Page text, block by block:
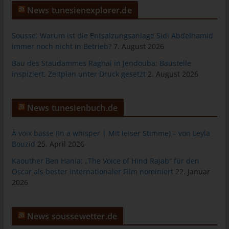
News tunesienexplorer.de
Sousse: Warum ist die Entsalzungsanlage Sidi Abdelhamid
immer noch nicht in Betrieb? 7. August 2026
Bau des Staudammes Raghai in Jendouba: Baustelle
inspiziert, Zeitplan unter Druck gesetzt 2. August 2026
News tunesienbuch.de
À voix basse (In a whisper | Mit leiser Stimme) – von Leyla
Bouzid 25. April 2026
Kaouther Ben Hania: „The Voice of Hind Rajab“ für den
Oscar als bester internationaler Film nominiert 22. Januar
2026
News soussewetter.de
allgemeinen Daten und Informationen werden in den Logfiles
des Servers gespeichert. Erfasst werden können die (1)
zugreifenden System verwendete Betriebssystem, (3) die
Internetseite, von welcher ein zugreifendes System auf unsere
Internetseite gelangt (sogenannte Referrer), (4) die
Unterwebseiten, welche über ein zugreifendes System auf
die Uhrzeit eines Zugriffs auf die Internetseite, (6) eine Internet-
Protokoll-Adresse (IP-Adresse), (7) der Internet-Service-
Provider des zugreifenden Systems und (8) sonstige ähnliche
Daten und Informationen, die der Gefahrenabwehr im Falle von
Angriffen auf unsere informationstechnologischen Systeme
Bei der Nutzung dieser allgemeinen Daten und Informationen
ziehen wird keine Rückschlüsse auf die betroffene Person.
unserer Internetseite sowie die Werbung für diese zu
optimieren, (3) die dauerhafte Funktionsfähigkeit unserer